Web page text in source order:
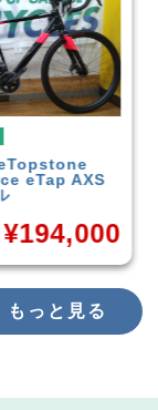
4.5 2013
¥ 50,849
もっと見る